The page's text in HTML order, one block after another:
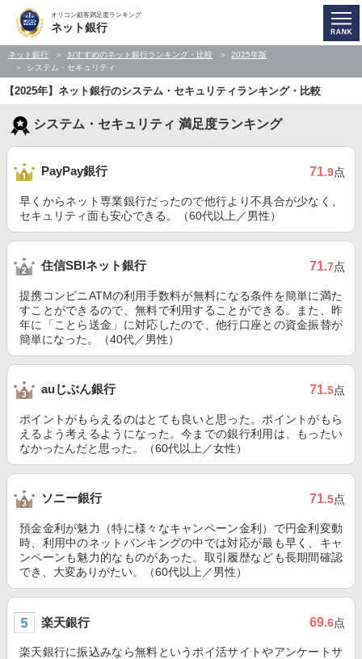
オリコン顧客満足度ランキング
ネット銀行
ネット銀行 おすすめのネット銀行ランキング・比較
2025年版
システム・セキュリティ
【2025年】ネット銀行のシステム・セキュリティランキング・比較
システム・セキュリティ 満足度ランキング
PayPay銀行 71.9点
早くからネット専業銀行だったので他行より不具合が少なく、
セキュリティ面も安心できる。（60代以上／男性）
住信SBIネット銀行 71.7点
提携コンビニATMの利用手数料が無料になる条件を簡単に満た
すことができるので、無料で利用することができる。また、昨
年に「ことら送金」に対応したので、他行口座との資金振替が
簡単になった。（40代／男性）
auじぶん銀行 71.5点
ポイントがもらえるのはとても良いと思った。ポイントがもら
えるよう考えるようになった。今までの銀行利用は、もったい
なかったんだと思った。（60代以上／女性）
ソニー銀行 71.5点
預金金利が魅力（特に様々なキャンペーン金利）で円金利変動
時、利用中のネットバンキングの中では対応が最も早く、キャ
ンペーンも魅力的なものがあった。取引履歴なども長期間確認
でき、大変ありがたい。（60代以上／男性）
楽天銀行 69.6点
楽天銀行に振込みなら無料というポイ活サイトやアンケートサ